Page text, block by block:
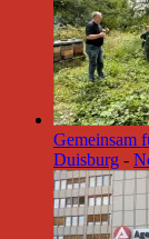
Gemeinsam
Duisburg -